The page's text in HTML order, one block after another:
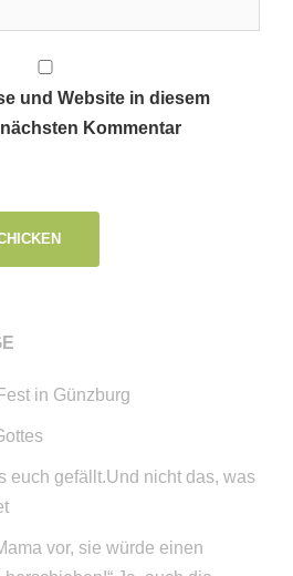
und Website in diesem
Kommentar
in Günzburg
euch gefällt.Und nicht das, was
vor, sie würde einen